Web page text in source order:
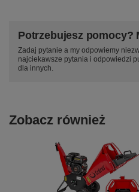
Potrzebujesz pomocy?
Zadaj pytanie a my odpowiemy
najciekawsze pytania i odpowiedzi
dla innych.
Zobacz również